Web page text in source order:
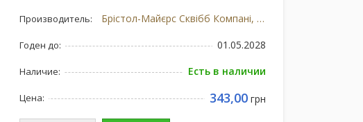
Производитель: Брістол-Майєрс Сквібб Компані, Італія/США
Годен до: 01.05.2028
Наличие: Есть в наличии
Цена: 343,00грн